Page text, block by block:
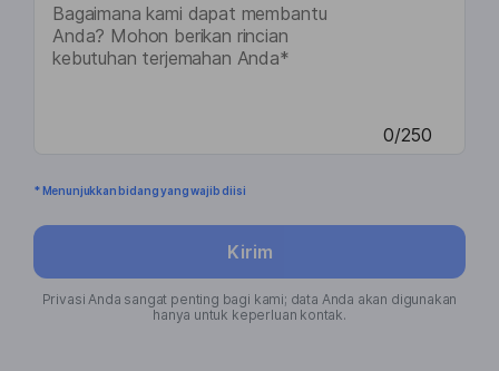
0/250
* Menunjukkan bidang yang wajib diisi
Kirim
Privasi Anda sangat penting bagi kami; data Anda akan digunakan
hanya untuk keperluan kontak.